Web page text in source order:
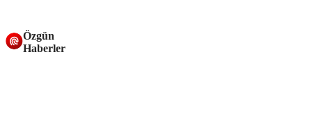
Özgün
Haberler